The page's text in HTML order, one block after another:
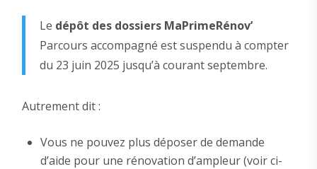
Le dépôt des dossiers MaPrimeRénov’
Parcours accompagné est suspendu à compter
du 23 juin 2025 jusqu’à courant septembre.
Autrement dit :
Vous ne pouvez plus déposer de demande
d’aide pour une rénovation d’ampleur (voir ci-